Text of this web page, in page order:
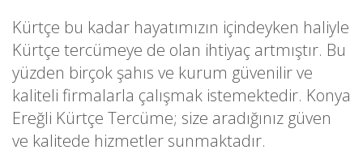
Kürtçe bu kadar hayatımızın içindeyken haliyle
Kürtçe tercümeye de olan ihtiyaç artmıştır. Bu
yüzden birçok şahıs ve kurum güvenilir ve
kaliteli firmalarla çalışmak istemektedir. Konya
Ereğli Kürtçe Tercüme; size aradığınız güven
ve kalitede hizmetler sunmaktadır.